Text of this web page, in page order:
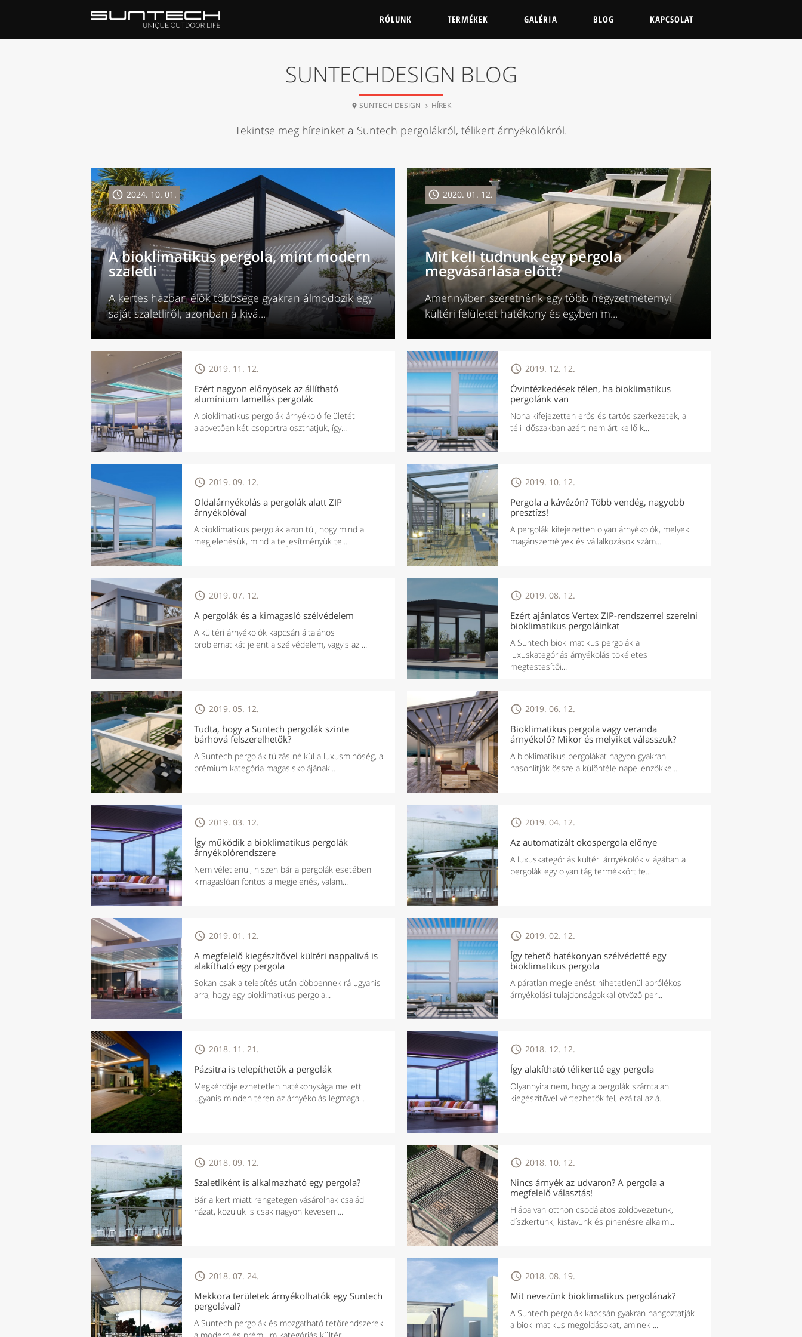
KAPCSOLAT
BLOG
GALÉRIA
TERMÉKEK
RÓLUNK
SUNTECHDESIGN BLOG
 SUNTECH DESIGN  HÍREK
Tekintse meg híreinket a Suntech pergolákról, télikert árnyékolókról.
 2024. 10. 01.
A bioklimatikus pergola, mint modern
szaletli
A kertes házban élők többsége gyakran álmodozik egy
saját szaletliről, azonban a kivá...
 2020. 01. 12.
Mit kell tudnunk egy pergola
megvásárlása előtt?
Amennyiben szeretnénk egy több négyzetméternyi
kültéri felületet hatékony és egyben m...
 2019. 11. 12.
Ezért nagyon előnyösek az állítható
alumínium lamellás pergolák
A bioklimatikus pergolák árnyékoló felületét
alapvetően két csoportra oszthatjuk, így...
 2019. 09. 12.
Oldalárnyékolás a pergolák alatt ZIP
árnyékolóval
A bioklimatikus pergolák azon túl, hogy mind a
megjelenésük, mind a teljesítményük te...
 2019. 07. 12.
A pergolák és a kimagasló szélvédelem
A kültéri árnyékolók kapcsán általános
problematikát jelent a szélvédelem, vagyis az ...
 2019. 05. 12.
Tudta, hogy a Suntech pergolák szinte
bárhová felszerelhetők?
A Suntech pergolák túlzás nélkül a luxusminőség, a
prémium kategória magasiskolájának...
 2019. 03. 12.
Így működik a bioklimatikus pergolák
árnyékolórendszere
Nem véletlenül, hiszen bár a pergolák esetében
kimagaslóan fontos a megjelenés, valam...
 2019. 01. 12.
A megfelelő kiegészítővel kültéri nappalivá is
alakítható egy pergola
Sokan csak a telepítés után döbbennek rá ugyanis
arra, hogy egy bioklimatikus pergola...
 2018. 11. 21.
Pázsitra is telepíthetők a pergolák
Megkérdőjelezhetetlen hatékonysága mellett
ugyanis minden téren az árnyékolás legmaga...
 2018. 09. 12.
Szaletliként is alkalmazható egy pergola?
Bár a kert miatt rengetegen vásárolnak családi
házat, közülük is csak nagyon kevesen ...
 2018. 07. 24.
Mekkora területek árnyékolhatók egy Suntech
pergolával?
A Suntech pergolák és mozgatható tetőrendszerek
 2019. 12. 12.
Óvintézkedések télen, ha bioklimatikus
pergolánk van
Noha kifejezetten erős és tartós szerkezetek, a
téli időszakban azért nem árt kellő k...
 2019. 10. 12.
Pergola a kávézón? Több vendég, nagyobb
presztízs!
A pergolák kifejezetten olyan árnyékolók, melyek
magánszemélyek és vállalkozások szám...
 2019. 08. 12.
Ezért ajánlatos Vertex ZIP-rendszerrel szerelni
bioklimatikus pergoláinkat
A Suntech bioklimatikus pergolák a
luxuskategóriás árnyékolás tökéletes
megtestesítői...
 2019. 06. 12.
Bioklimatikus pergola vagy veranda
árnyékoló? Mikor és melyiket válasszuk?
A bioklimatikus pergolákat nagyon gyakran
hasonlítják össze a különféle napellenzőkke...
 2019. 04. 12.
Az automatizált okospergola előnye
A luxuskategóriás kültéri árnyékolók világában a
pergolák egy olyan tág termékkört fe...
 2019. 02. 12.
Így tehető hatékonyan szélvédetté egy
bioklimatikus pergola
A páratlan megjelenést hihetetlenül aprólékos
árnyékolási tulajdonságokkal ötvöző per...
 2018. 12. 12.
Így alakítható télikertté egy pergola
Olyannyira nem, hogy a pergolák számtalan
kiegészítővel vértezhetők fel, ezáltal az á...
 2018. 10. 12.
Nincs árnyék az udvaron? A pergola a
megfelelő választás!
Hiába van otthon csodálatos zöldövezetünk,
díszkertünk, kistavunk és pihenésre alkalm...
 2018. 08. 19.
Mit nevezünk bioklimatikus pergolának?
A Suntech pergolák kapcsán gyakran hangoztatják
a bioklimatikus megoldásokat, aminek ...